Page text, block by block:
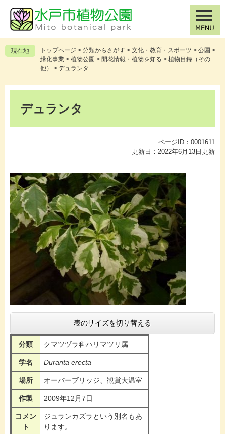
の
先
頭
ー
を
飛
現在地 トップページ > 分類からさがす > 文化・教育・スポーツ > 公園 >
緑化事業 > 植物公園 > 開花情報・植物を知る > 植物目録（その
他）
> デュランタ
デュランタ
ページID：0001611
更新日：2022年6月13日更新
表のサイズを切り替える
分類 クマツヅラ科ハリマツリ属
学名 Duranta erecta
場所 オーバーブリッジ、観賞大温室
作製 2009年12月7日
コメン
ト
ジュランカズラという別名もあ
ります。